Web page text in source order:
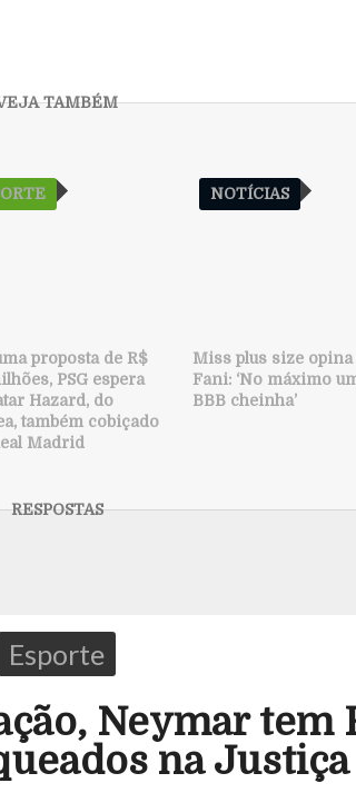
proposta de R$
PSG espera
Hazard, do
também cobiçado
Madrid
NOTÍCIAS
Miss plus size opina
Fani: ‘No máximo
BBB cheinha’
Esporte
Neymar tem
na Justiça